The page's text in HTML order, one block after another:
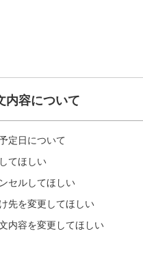
内容について
定日について
てほしい
セルしてほしい
先を変更してほしい
内容を変更してほしい